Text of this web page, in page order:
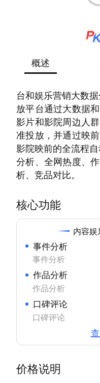
概述
台和娱乐营销大数
放平台通过大数据
影片和影院周边人
准投放，并通过映
影院映前的全流程
分析、全网热度、
析、竞品对比。
核心功能
内容娱
事件分析
事件分析
作品分析
作品分析
口碑评论
口碑评论
价格说明